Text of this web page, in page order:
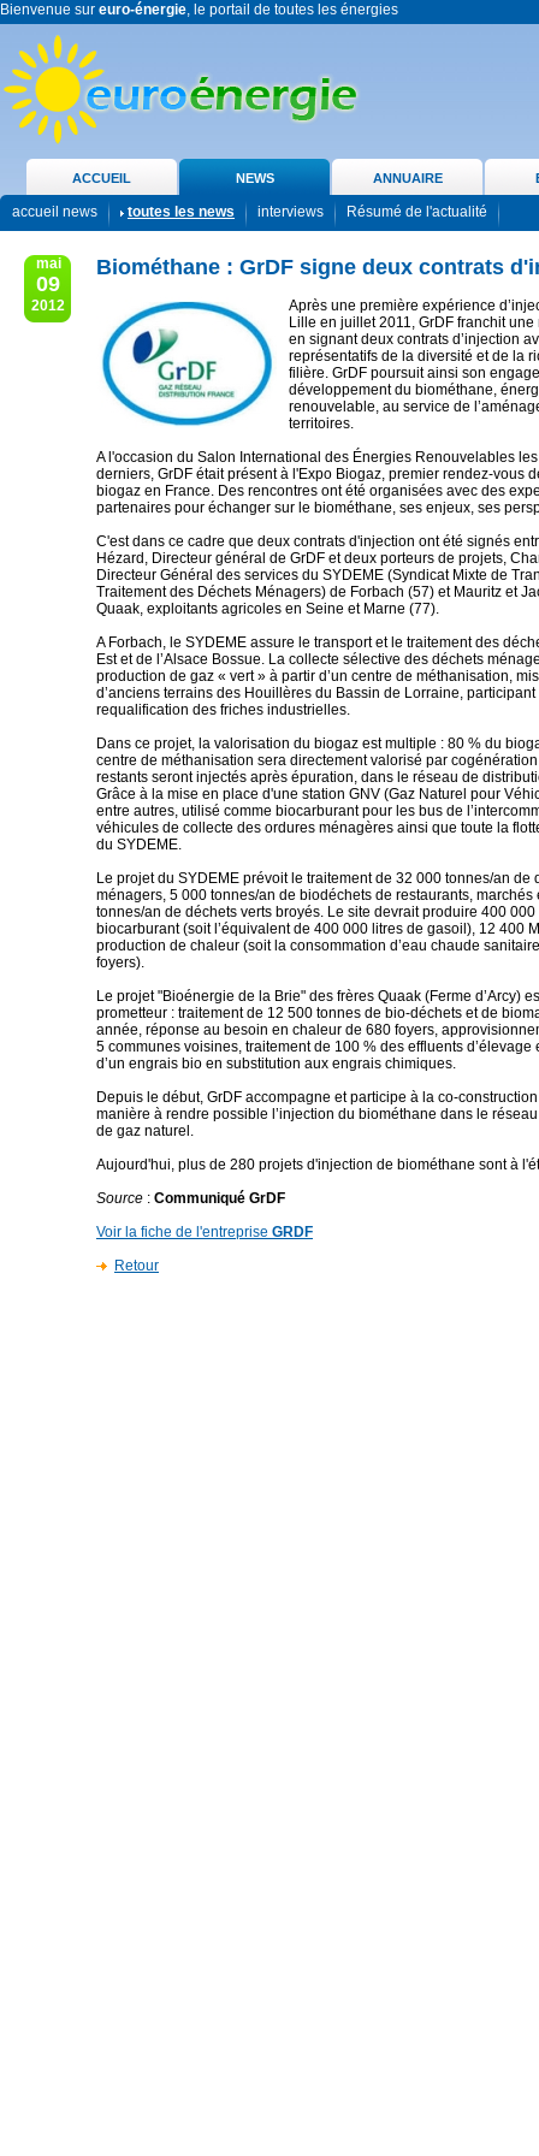
Bienvenue sur euro-énergie, le portail de toutes les énergies
ACCUEIL NEWS ANNUAIRE
accueil news toutes les news interviews Résumé de l'actualité
mai
09
2012
Biométhane : GrDF signe deux contrats
Après une première expérience
Lille en juillet 2011, GrDF franchit
en signant deux contrats d’injection
représentatifs de la diversité et de la
filière. GrDF poursuit ainsi son
développement du biométhane,
renouvelable, au service de
territoires.
A l'occasion du Salon International des Énergies Renouvelables
derniers, GrDF était présent à l'Expo Biogaz, premier rendez-vous
biogaz en France. Des rencontres ont été organisées avec des
partenaires pour échanger sur le biométhane, ses enjeux, ses
C'est dans ce cadre que deux contrats d'injection ont été signés
Hézard, Directeur général de GrDF et deux porteurs de projets,
Directeur Général des services du SYDEME (Syndicat Mixte de
Traitement des Déchets Ménagers) de Forbach (57) et Mauritz et
Quaak, exploitants agricoles en Seine et Marne (77).
A Forbach, le SYDEME assure le transport et le traitement des
Est et de l’Alsace Bossue. La collecte sélective des déchets
production de gaz « vert » à partir d’un centre de méthanisation,
d’anciens terrains des Houillères du Bassin de Lorraine,
requalification des friches industrielles.
Dans ce projet, la valorisation du biogaz est multiple : 80 % du
centre de méthanisation sera directement valorisé par
restants seront injectés après épuration, dans le réseau de
Grâce à la mise en place d'une station GNV (Gaz Naturel pour
entre autres, utilisé comme biocarburant pour les bus de
véhicules de collecte des ordures ménagères ainsi que toute la
du SYDEME.
Le projet du SYDEME prévoit le traitement de 32 000 tonnes/an de
ménagers, 5 000 tonnes/an de biodéchets de restaurants, marchés
tonnes/an de déchets verts broyés. Le site devrait produire 400
biocarburant (soit l’équivalent de 400 000 litres de gasoil), 12 400
production de chaleur (soit la consommation d’eau chaude
foyers).
Le projet "Bioénergie de la Brie" des frères Quaak (Ferme d’Arcy)
prometteur : traitement de 12 500 tonnes de bio-déchets et de
année, réponse au besoin en chaleur de 680 foyers,
5 communes voisines, traitement de 100 % des effluents d’élevage
d’un engrais bio en substitution aux engrais chimiques.
Depuis le début, GrDF accompagne et participe à la co-
manière à rendre possible l’injection du biométhane dans le
de gaz naturel.
Aujourd'hui, plus de 280 projets d'injection de biométhane sont à
Source : Communiqué GrDF
Voir la fiche de l'entreprise GRDF
Retour